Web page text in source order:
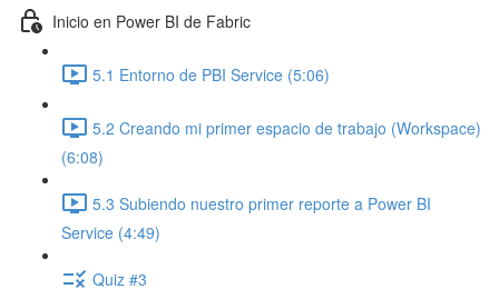
Inicio en Power BI de Fabric
5.1 Entorno de PBI Service (5:06)
5.2 Creando mi primer espacio de trabajo (Workspace)
(6:08)
5.3 Subiendo nuestro primer reporte a Power BI
Service (4:49)
Quiz #3